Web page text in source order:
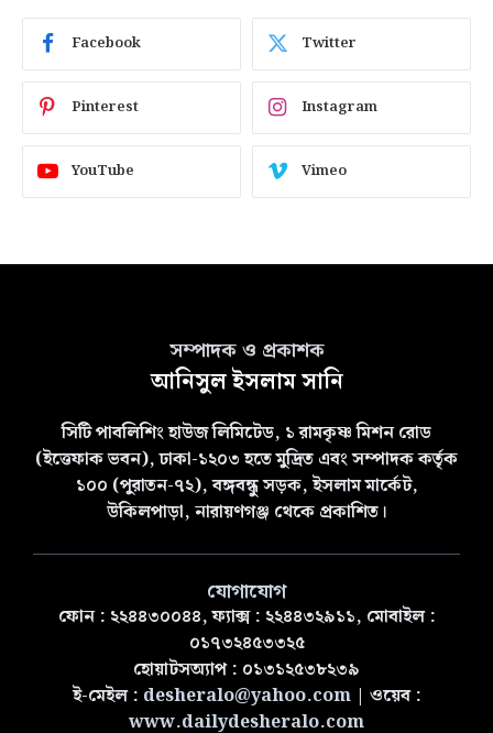
Facebook Twitter
Pinterest Instagram
YouTube Vimeo
সম্পাদক ও প্রকাশক
আনিসুল ইসলাম সানি
সিটি পাবলিশিং হাউজ লিমিটেড, ১ রামকৃষ্ণ মিশন রোড
(ইত্তেফাক ভবন), ঢাকা-১২০৩ হতে মুদ্রিত এবং সম্পাদক কর্তৃক
১০০ (পুরাতন-৭২), বঙ্গবন্ধু সড়ক, ইসলাম মার্কেট,
উকিলপাড়া, নারায়ণগঞ্জ থেকে প্রকাশিত।
যোগাযোগ
ফোন : ২২৪৪৩০০৪৪, ফ্যাক্স : ২২৪৪৩২৯১১, মোবাইল :
০১৭৩২৪৫৩৩২৫
হোয়াটসঅ্যাপ : ০১৩১২৫৩৮২৩৯
ই-মেইল : desheralo@yahoo.com| ওয়েব :
www.dailydesheralo.com